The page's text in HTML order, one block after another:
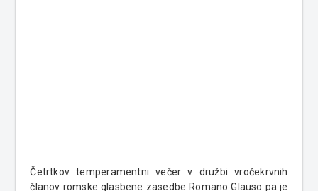
Četrtkov temperamentni večer v družbi vročekrvnih
članov romske glasbene zasedbe Romano Glauso pa je